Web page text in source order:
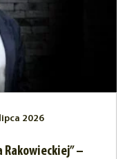
2026
Rakowieckiej” –